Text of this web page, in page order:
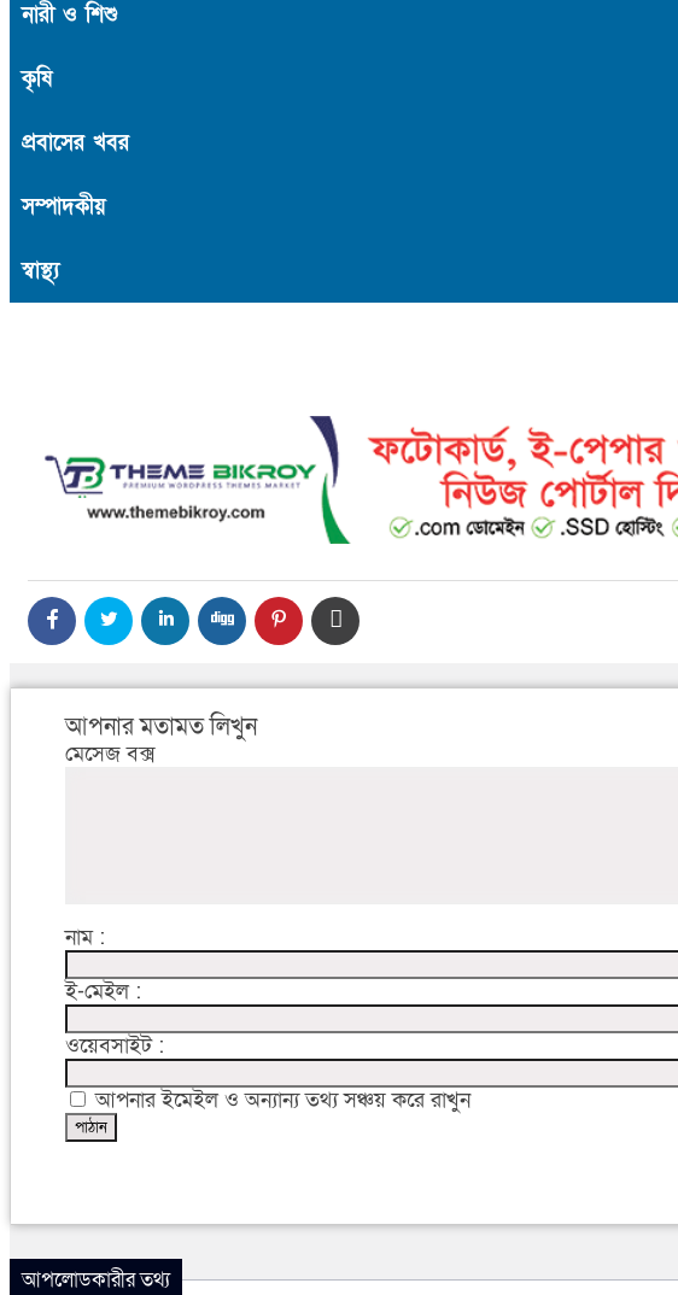
নারী ও শিশু
কৃষি
প্রবাসের খবর
সম্পাদকীয়
স্বাস্থ্য
আপনার মতামত লিখুন
মেসেজ বক্স
নাম :
ই-মেইল :
ওয়েবসাইট :
আপনার ইমেইল ও অন্যান্য তথ্য সঞ্চয় করে রাখুন
আপলোডকারীর তথ্য